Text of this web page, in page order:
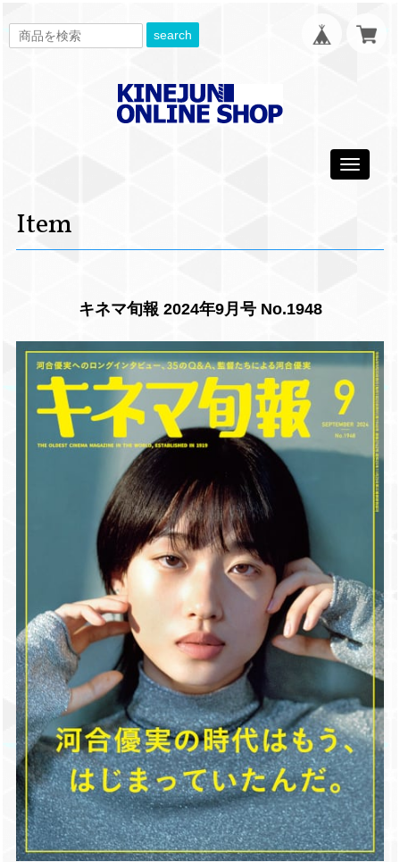
search
Toggle
Item
キネマ旬報 2024年9月号 No.1948